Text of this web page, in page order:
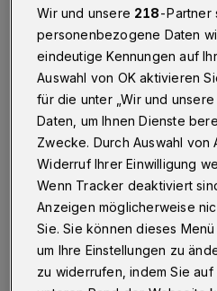
Wuppertaler SV ·Der
Wuppertaler SV erhöht die
Wer sein Ticket erst vor Ort
muss zwei Euro Aufschlag
18.06.2017 , 14:19 Uhr Eine
Wir und unsere 218-Partner
personenbezogene Daten
eindeutige Kennungen auf
Auswahl von OK aktivieren
für die unter „Wir und
Daten, um Ihnen Dienste
Zwecke. Durch Auswahl von
Widerruf Ihrer Einwilligung
Wenn Tracker deaktiviert
Anzeigen möglicherweise
Sie. Sie können dieses
um Ihre Einstellungen zu
zu widerrufen, indem Sie auf